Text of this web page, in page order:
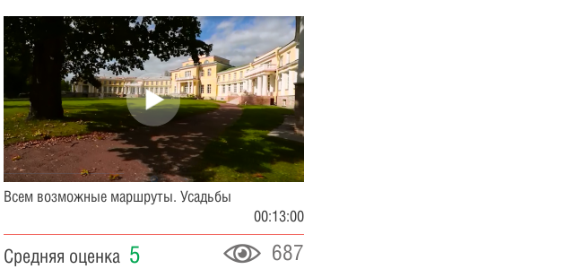
Всем возможные маршруты. Усадьбы
00:13:00
Средняя оценка 5 687